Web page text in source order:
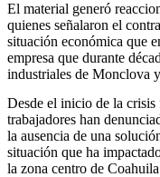
El material generó
quienes señalaron el
situación económica que
empresa que durante
industriales de Monclova
Desde el inicio de la
trabajadores han
la ausencia de una
situación que ha
la zona centro de